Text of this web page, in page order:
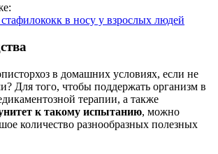
в носу у взрослых людей
в домашних условиях, если не
Для того, чтобы поддержать организм в
терапии, а также
к такому испытанию, можно
количество разнообразных полезных